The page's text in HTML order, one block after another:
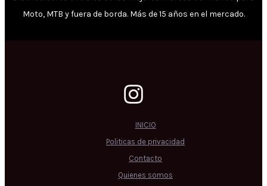
Moto, MTB y fuera de borda. Más de 15 años en el mercado.
INICIO
Politicas de privacidad
Contacto
Quienes somos